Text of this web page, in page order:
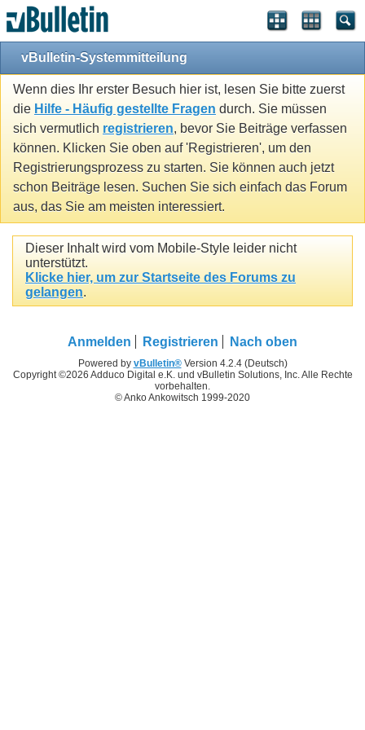
vBulletin-Systemmitteilung
Wenn dies Ihr erster Besuch hier ist, lesen Sie bitte zuerst
die Hilfe - Häufig gestellte Fragen durch. Sie müssen
sich vermutlich registrieren, bevor Sie Beiträge verfassen
können. Klicken Sie oben auf 'Registrieren', um den
Registrierungsprozess zu starten. Sie können auch jetzt
schon Beiträge lesen. Suchen Sie sich einfach das Forum
aus, das Sie am meisten interessiert.
Dieser Inhalt wird vom Mobile-Style leider nicht
unterstützt.
Klicke hier, um zur Startseite des Forums zu
gelangen.
Anmelden Registrieren Nach oben
Powered by vBulletin®Version 4.2.4 (Deutsch)
Copyright ©2026 Adduco Digital e.K. und vBulletin Solutions, Inc. Alle Rechte
vorbehalten.
© Anko Ankowitsch 1999-2020